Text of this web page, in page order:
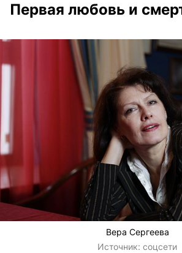
Первая любовь и
Вера Сергеева
Источник: соцсети